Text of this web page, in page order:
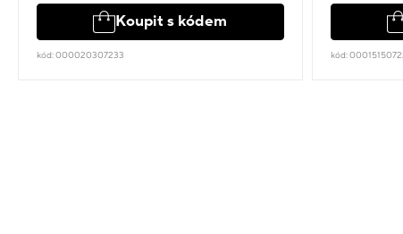
Koupit s kódem
kód: 000020307233 kód: